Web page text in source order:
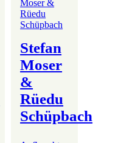
Stefan
Moser
&
Rüedu
Schüpbach